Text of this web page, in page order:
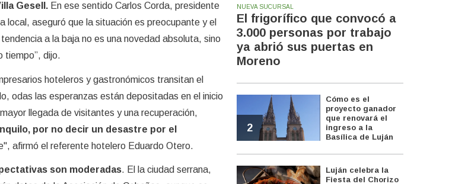
Gesell.En ese sentido Carlos Corda, presidente
aseguró que la situación es preocupante y el
tendencia a la baja no es una novedad absoluta, sino
tiempo”, dijo.
hoteleros y gastronómicos transitan el
odas las esperanzas están depositadas en el inicio
llegada de visitantes y una recuperación,
por no decir un desastre por el
afirmó el referente hotelero Eduardo Otero.
son moderadas. El la ciudad serrana,
NUEVA SUCURSAL
El frigorífico que convocó a
3.000 personas por trabajo
ya abrió sus puertas en
Moreno
2
Cómo es el
proyecto ganador
que renovará el
ingreso a la
Basílica de Luján
Luján celebra la
Fiesta del Chorizo